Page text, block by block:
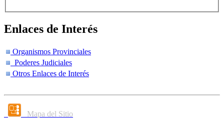
Enlaces de Interés
Organismos Provinciales
Poderes Judiciales
Otros Enlaces de Interés
Mapa del Sitio